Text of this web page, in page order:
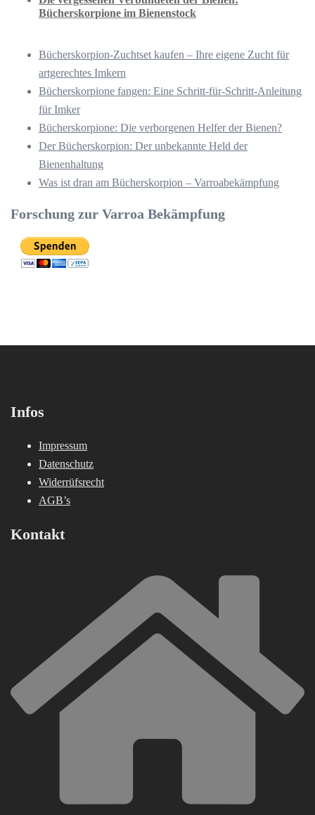
Bücherskorpione im Bienenstock
Bücherskorpion-Zuchtset kaufen – Ihre eigene Zucht für
artgerechtes Imkern
Bücherskorpione fangen: Eine Schritt-für-Schritt-Anleitung
für Imker
Bücherskorpione: Die verborgenen Helfer der Bienen?
Der Bücherskorpion: Der unbekannte Held der
Bienenhaltung
Was ist dran am Bücherskorpion – Varroabekämpfung
Forschung zur Varroa Bekämpfung
Infos
Impressum
Datenschutz
Widerrüfsrecht
AGB’s
Kontakt